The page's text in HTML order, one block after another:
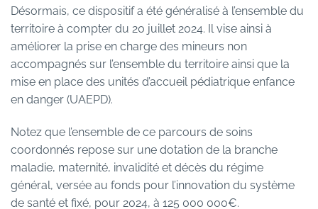
Désormais, ce dispositif a été généralisé à l’ensemble du
territoire à compter du 20 juillet 2024. Il vise ainsi à
améliorer la prise en charge des mineurs non
accompagnés sur l’ensemble du territoire ainsi que la
mise en place des unités d’accueil pédiatrique enfance
en danger (UAEPD).
Notez que l’ensemble de ce parcours de soins
coordonnés repose sur une dotation de la branche
maladie, maternité, invalidité et décès du régime
général, versée au fonds pour l’innovation du système
de santé et fixé, pour 2024, à 125 000 000€.